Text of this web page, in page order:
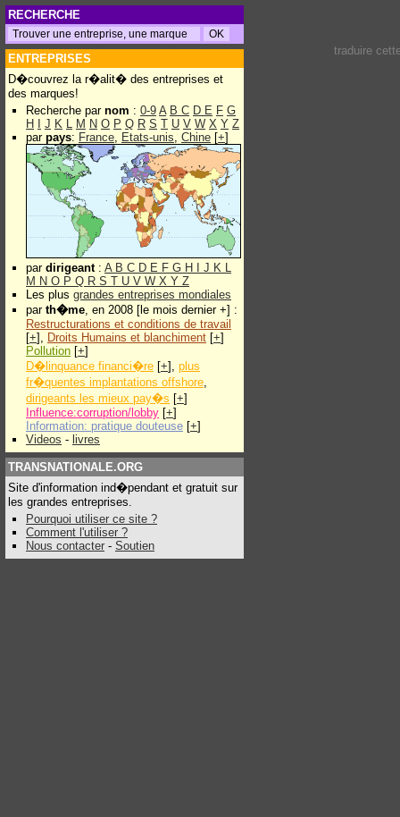
RECHERCHE
ENTREPRISES
D�couvrez la r�alit� des entreprises et
des marques!
Recherche par nom : 0-9 A B C D E F G
H
J K L M N O P Q R S T U V W X Y Z
par pays: France, Etats-unis, Chine [+]
par dirigeant: A B C D E F G H J K L
M N O P Q R S T U V W X Y Z
Les plus grandes entreprises mondiales
par th�me, en 2008 [le mois dernier +] :
Restructurations et conditions de travail
[+], Droits Humains et blanchiment [+]
Pollution [+]
D�linquance financi�re [+], plus
fr�quentes implantations offshore,
dirigeants les mieux pay�s [+]
Influence:corruption/lobby [+]
Information: pratique douteuse [+]
Videos - livres
TRANSNATIONALE.ORG
Site d'information ind�pendant et gratuit sur
les grandes entreprises.
Pourquoi utiliser ce site ?
Comment l'utiliser ?
Nous contacter - Soutien
traduire